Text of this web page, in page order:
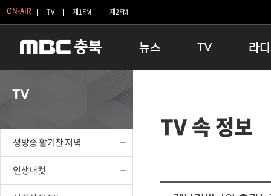
ON-AIR TV 제1FM 제2FM
뉴스
보은
TV
인생내컷
테마기행 길
시청자 FLEX
라
16:00 완
우리 고
TV
생방송 활기찬 저녁
인생내컷
TV 속 정보